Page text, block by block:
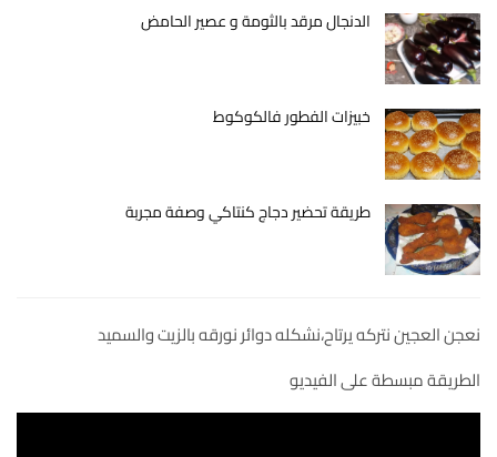
الدنجال مرقد بالثومة و عصير الحامض
خبيزات الفطور فالكوكوط
طريقة تحضير دجاج كنتاكي وصفة مجربة
نعجن العجين نتركه يرتاح،نشكله دوائر نورقه بالزيت والسميد
الطريقة مبسطة على الفيديو